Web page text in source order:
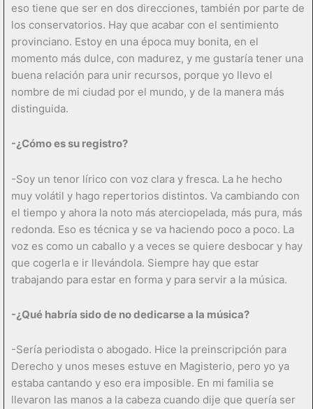
eso tiene que ser en dos direcciones, también por parte de
los conservatorios. Hay que acabar con el sentimiento
provinciano. Estoy en una época muy bonita, en el
momento más dulce, con madurez, y me gustaría tener una
buena relación para unir recursos, porque yo llevo el
nombre de mi ciudad por el mundo, y de la manera más
distinguida.
-¿Cómo es su registro?
-Soy un tenor lírico con voz clara y fresca. La he hecho
muy volátil y hago repertorios distintos. Va cambiando con
el tiempo y ahora la noto más aterciopelada, más pura, más
redonda. Eso es técnica y se va haciendo poco a poco. La
voz es como un caballo y a veces se quiere desbocar y hay
que cogerla e ir llevándola. Siempre hay que estar
trabajando para estar en forma y para servir a la música.
-¿Qué habría sido de no dedicarse a la música?
-Sería periodista o abogado. Hice la preinscripción para
Derecho y unos meses estuve en Magisterio, pero yo ya
estaba cantando y eso era imposible. En mi familia se
llevaron las manos a la cabeza cuando dije que quería ser